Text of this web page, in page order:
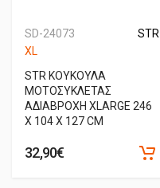
SD-24073
STR
XL
STR ΚΟΥΚΟΥΛΑ
ΜΟΤΟΣΥΚΛΕΤΑΣ
ΑΔΙΑΒΡΟΧΗ XLARGE 246
X 104 X 127 CM
32,90€